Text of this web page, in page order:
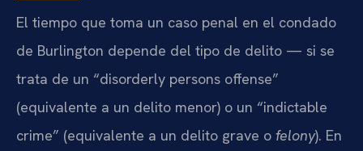
El tiempo que toma un caso penal en el condado
de Burlington depende del tipo de delito — si se
trata de un “disorderly persons offense”
(equivalente a un delito menor) o un “indictable
crime” (equivalente a un delito grave o felony). En